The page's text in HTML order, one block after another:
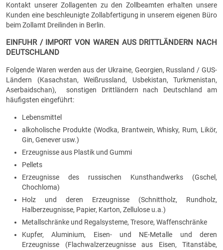
Kontakt unserer Zollagenten zu den Zollbeamten erhalten unsere
Kunden eine beschleunigte Zollabfertigung in unserem eigenen Büro
beim Zollamt Dreilinden in Berlin.
EINFUHR / IMPORT VON WAREN AUS DRITTLÄNDERN NACH
DEUTSCHLAND
Folgende Waren werden aus der Ukraine, Georgien, Russland / GUS-
Ländern (Kasachstan, Weißrussland, Usbekistan, Turkmenistan,
Aserbaidschan), sonstigen Drittländern nach Deutschland am
häufigsten eingeführt:
Lebensmittel
alkoholische Produkte (Wodka, Brantwein, Whisky, Rum, Likör,
Gin, Genever usw.)
Erzeugnisse aus Plastik und Gummi
Pellets
Erzeugnisse des russischen Kunsthandwerks (Gschel,
Chochloma)
Holz und deren Erzeugnisse (Schnittholz, Rundholz,
Halberzeugnisse, Papier, Karton, Zellulose u.a.)
Metallschränke und Regalsysteme, Tresore, Waffenschränke
Kupfer, Aluminium, Eisen- und NE-Metalle und deren
Erzeugnisse (Flachwalzerzeugnisse aus Eisen, Titanstäbe,